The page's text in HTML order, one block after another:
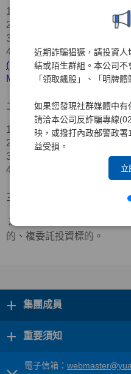
近期詐騙猖獗，請投資
結或陌生群組。本公司
「領取飆股」、「明牌體
如果您發現社群媒體中有
請洽本公司反詐騙專線
映，或撥打內政部警政
益受損。
立
1.公司名稱：元大證券股份
2.公司地址：台北市中山區南
3.服務電話：
4.營業據點：請參考官網資訊
( https://
二、合作業者資訊
1.公司名稱：三竹資訊股份
2.公司地址：台北市中山區新
3.服務電話：
(02)2563-9999
4.官方網站：
https://
三、合作範圍
於「三竹股市
的、複委託投資標的。
+ 集團成員
+ 重要須知
電子信箱：